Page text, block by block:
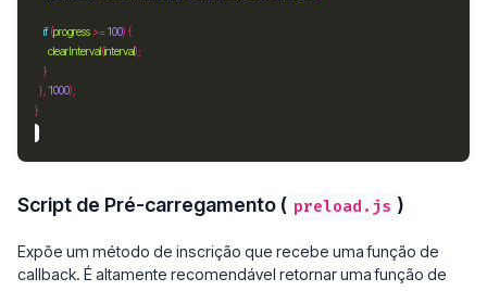
if (progress >=100
clearInterval(interval
  },
1000
Script de Pré-carregamento ( preload.js )
Expõe um método de inscrição que recebe uma função de
callback. É altamente recomendável retornar uma função de